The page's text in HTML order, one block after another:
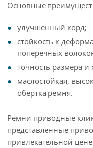
Основные
улучшенный корд;
стойкость к
поперечных
точность размера
маслостойкая,
обертка ремня.
Ремни приводные
представленные
привлекательной